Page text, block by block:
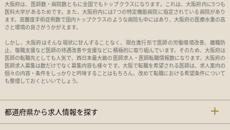
大阪府は、医師数・病院数ともに全国でもトップクラスになります。これは、大阪府内に5つも
医科大学があるためです。また、大阪府内には7つの特定機能病院に指定されている病院があり
ます。高難度手術症例数で国内トップクラスのような病院も中にはあり、大阪府の医療水重の高
さと環境の良さがうかがえます。
しかし、大阪府はそんな現状に甘んずることなく、現在進行形で医師の労働環境改善、離職防
止、復職支援など医師の待遇改善や支援などに積極的に取り組んでいます。そのため、大阪府は
医師の転職先としても人気で、西日本最大級の医師求人・医師転職情報数になります。大阪府の
医師求人募集は数だけでなく募集内容も様々です。大阪で転職を希望される医師は、求人案内の
個々の内容・条件をしっかりと吟味することはもちろん、改めて転職における希望条件について
も整理しておくといいでしょう。
都道府県から求人情報を探す